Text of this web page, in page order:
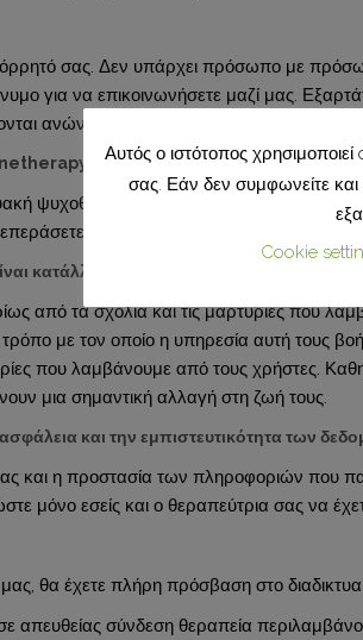
σας. Δεν υπάρχει πρόσωπο με
για να επικοινωνήσετε μαζί μας.
ανώνυμα στον ασφαλή διακομιστή
ψυχοθεραπεία είναι εξίσου
τα προβλήματά σας με βάση τις
κατάλληλο για μένα;
από τα σχόλια και τις μαρτυρίες που
με τον οποίο η υπηρεσία αυτή τους
που λαμβάνουμε από τους χρήστες.
μια σημαντική αλλαγή στη ζωή τους.
και την εμπιστευτικότητα των
και η προστασία των πληροφοριών που
μόνο εσείς και ο θεραπεύτρια σας να
μας, θα έχετε πλήρη πρόσβαση στο
απευθείας σύνδεση θεραπεία
Αυτός ο ιστότοπος
σας. Εάν δεν συμφωνείτε και
Cookie